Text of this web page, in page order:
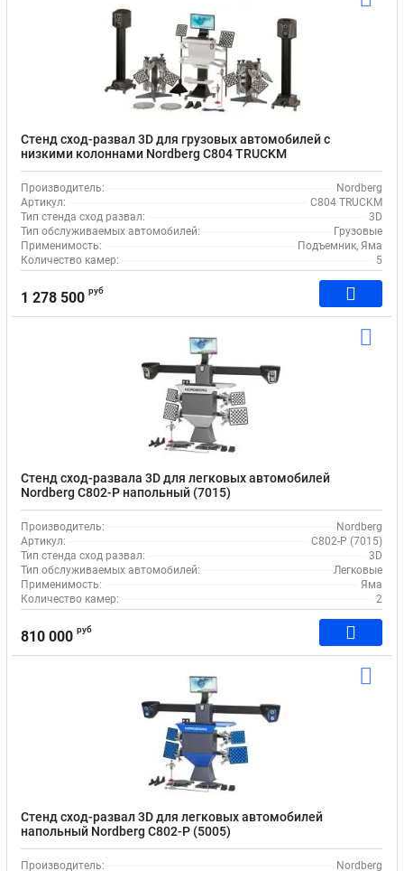
Стенд сход-развал 3D для грузовых автомобилей с
низкими колоннами Nordberg C804 TRUCKM
Производитель:
Nordberg
Артикул:
C804 TRUCKM
Тип стенда сход развал:
3D
Тип обслуживаемых автомобилей:
Грузовые
Применимость:
Подъемник, Яма
Количество камер:
5
1 278 500 руб
Стенд сход-развала 3D для легковых автомобилей
Nordberg C802-P напольный (7015)
Производитель:
Nordberg
Артикул:
C802-P (7015)
Тип стенда сход развал:
3D
Тип обслуживаемых автомобилей:
Легковые
Применимость:
Яма
Количество камер:
2
810 000 руб
Стенд сход-развал 3D для легковых автомобилей
напольный Nordberg C802-P (5005)
Производитель: Nordberg